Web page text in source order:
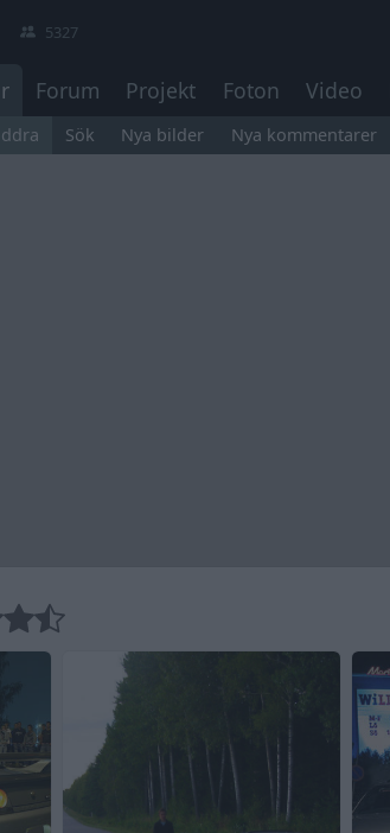
5327
Forum Projekt Foton Video
Sök Nya bilder Nya kommentarer